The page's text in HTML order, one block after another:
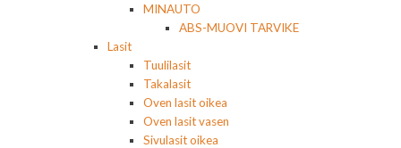
MINAUTO
ABS-MUOVI TARVIKE
Lasit
Tuulilasit
Takalasit
Oven lasit oikea
Oven lasit vasen
Sivulasit oikea